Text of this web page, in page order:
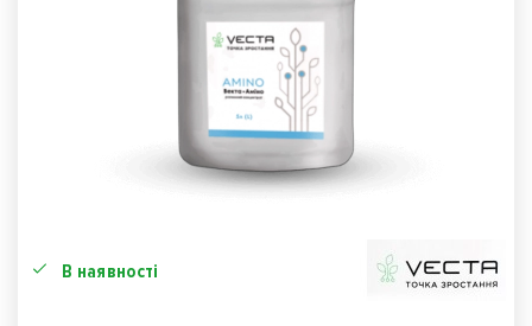
В наявності